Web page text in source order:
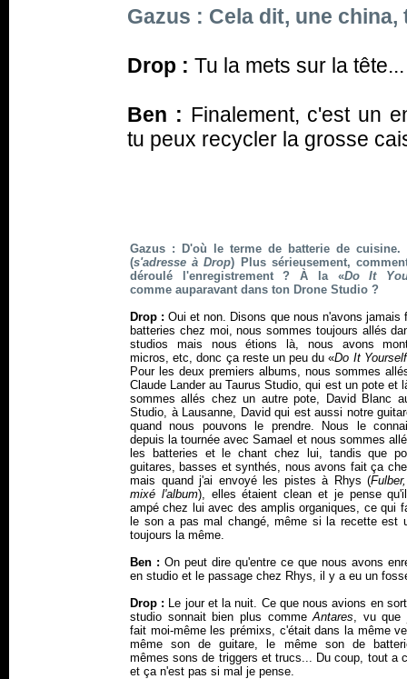
Gazus : Cela dit, une
Drop : Tu la mets sur la tête...
Ben : Finalement, c'est un
tu peux recycler la grosse
Gazus : D'où le terme de batterie de cuisine.
(s'adresse à Drop) Plus sérieusement,
déroulé l'enregistrement ? À la «Do It
comme auparavant dans ton Drone Studio ?
Drop : Oui et non. Disons que nous n'avons jamais
batteries chez moi, nous sommes toujours allés
studios mais nous étions là, nous avons
micros, etc, donc ça reste un peu du «Do It Yourself
Pour les deux premiers albums, nous sommes
Claude Lander au Taurus Studio, qui est un pote et
sommes allés chez un autre pote, David Blanc
Studio, à Lausanne, David qui est aussi notre
quand nous pouvons le prendre. Nous le
depuis la tournée avec Samael et nous sommes
les batteries et le chant chez lui, tandis que
guitares, basses et synthés, nous avons fait ça
mais quand j'ai envoyé les pistes à Rhys (
mixé l'album), elles étaient clean et je pense
ampé chez lui avec des amplis organiques, ce qui
le son a pas mal changé, même si la recette est
toujours la même.
Ben : On peut dire qu'entre ce que nous avons
en studio et le passage chez Rhys, il y a eu un
Drop : Le jour et la nuit. Ce que nous avions en
studio sonnait bien plus commeAntares, vu que
fait moi-même les prémixs, c'était dans la même
même son de guitare, le même son de
mêmes sons de triggers et trucs... Du coup, tout a
et ça n'est pas si mal je pense.